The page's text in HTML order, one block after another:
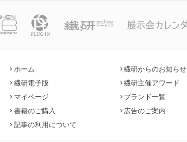
ホーム
繊研電子版
マイページ
書籍のご購入
記事の利用について
繊研からのお知らせ
繊研主催アワード
ブランド一覧
広告のご案内